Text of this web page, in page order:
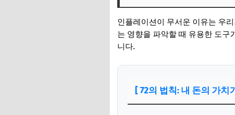
인플레이션이 무서운 이유는 우
는 영향을 파악할 때 유용한 도구
니다.
[ 72의 법칙: 내 돈의 가치